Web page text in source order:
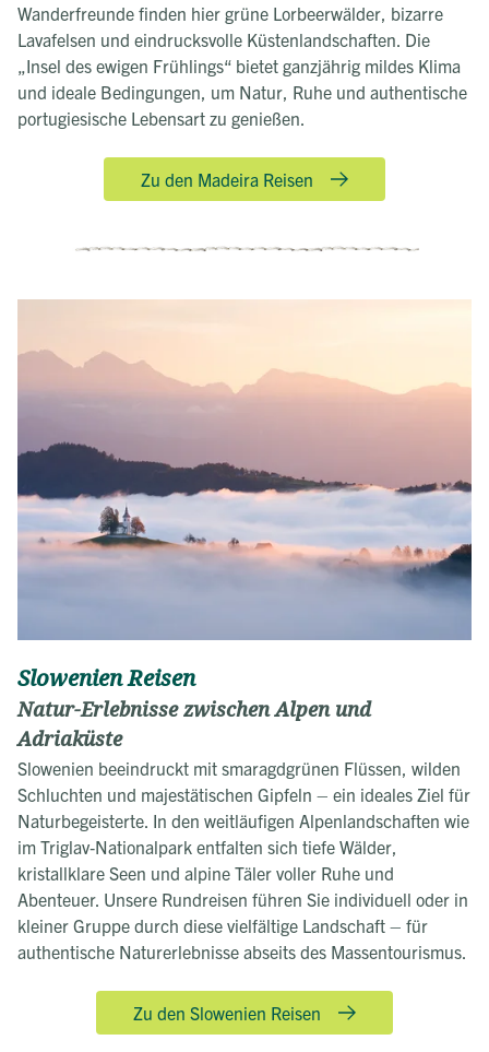
Wanderfreunde finden hier grüne Lorbeerwälder, bizarre
Lavafelsen und eindrucksvolle Küstenlandschaften. Die
„Insel des ewigen Frühlings“ bietet ganzjährig mildes Klima
und ideale Bedingungen, um Natur, Ruhe und authentische
portugiesische Lebensart zu genießen.
Zu den Madeira Reisen
Slowenien Reisen
Natur-Erlebnisse zwischen Alpen und
Adriaküste
Slowenien beeindruckt mit smaragdgrünen Flüssen, wilden
Schluchten und majestätischen Gipfeln – ein ideales Ziel für
Naturbegeisterte. In den weitläufigen Alpenlandschaften wie
im Triglav‑Nationalpark entfalten sich tiefe Wälder,
kristallklare Seen und alpine Täler voller Ruhe und
Abenteuer. Unsere Rundreisen führen Sie individuell oder in
kleiner Gruppe durch diese vielfältige Landschaft – für
authentische Naturerlebnisse abseits des Massentourismus.
Zu den Slowenien Reisen